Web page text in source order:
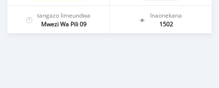
tangazo limeundwa
Mwezi Wa Pili 09
Inaonekana
1502